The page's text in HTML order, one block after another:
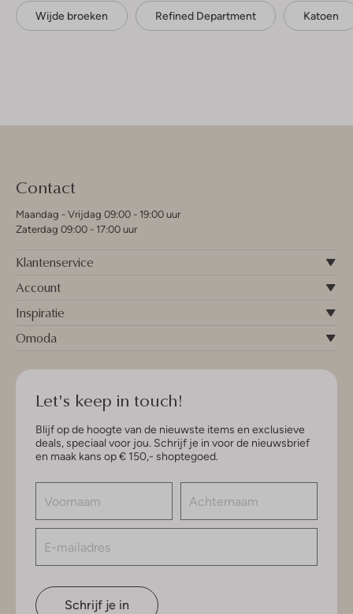
Wijde broeken Refined Department Katoen
Contact
Maandag - Vrijdag 09:00 - 19:00 uur
Zaterdag 09:00 - 17:00 uur
Klantenservice
Account
Inspiratie
Omoda
Let's keep in touch!
Blijf op de hoogte van de nieuwste items en exclusieve
deals, speciaal voor jou. Schrijf je in voor de nieuwsbrief
en maak kans op € 150,- shoptegoed.
Schrijf je in